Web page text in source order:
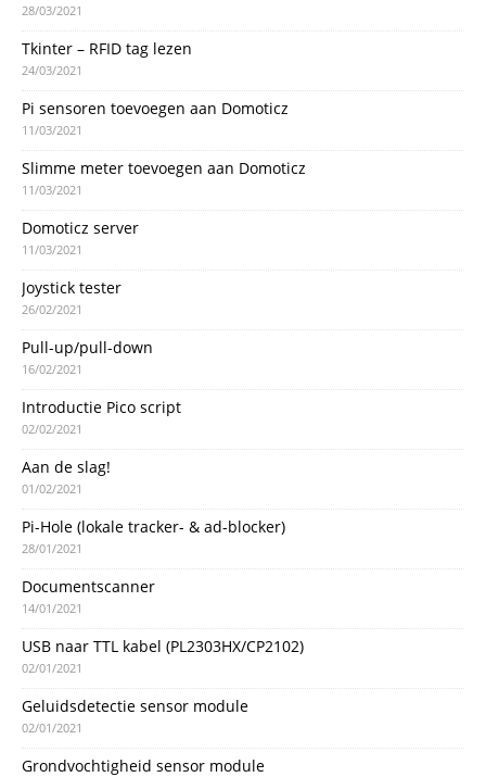
28/03/2021
Tkinter – RFID tag lezen
24/03/2021
Pi sensoren toevoegen aan Domoticz
11/03/2021
Slimme meter toevoegen aan Domoticz
11/03/2021
Domoticz server
11/03/2021
Joystick tester
26/02/2021
Pull-up/pull-down
16/02/2021
Introductie Pico script
02/02/2021
Aan de slag!
01/02/2021
Pi-Hole (lokale tracker- & ad-blocker)
28/01/2021
Documentscanner
14/01/2021
USB naar TTL kabel (PL2303HX/CP2102)
02/01/2021
Geluidsdetectie sensor module
02/01/2021
Grondvochtigheid sensor module